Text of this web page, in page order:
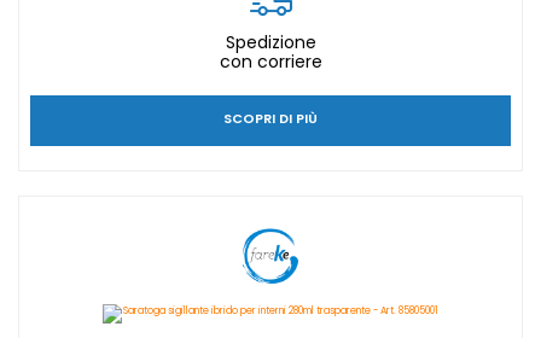
Spedizione
con corriere
SCOPRI DI PIÙ